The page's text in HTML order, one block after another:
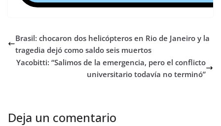
Brasil: chocaron dos helicópteros en Rio de Janeiro y la
tragedia dejó como saldo seis muertos
Yacobitti: “Salimos de la emergencia, pero el conflicto
universitario todavía no terminó”
Deja un comentario